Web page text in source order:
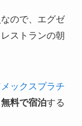
ので、エグゼ
ストランの朝
ックスプラチ
無料で宿泊する